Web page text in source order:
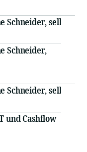
Schneider, sell
Schneider,
Schneider, sell
und Cashflow